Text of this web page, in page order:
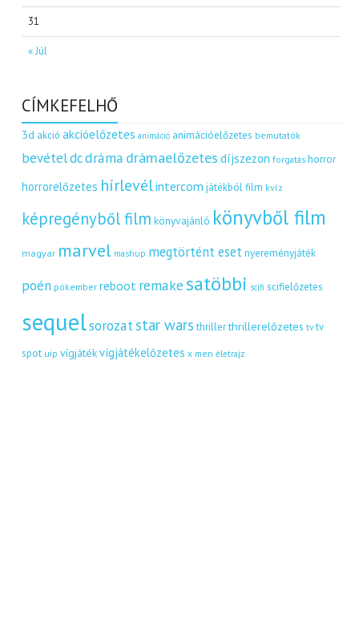
« Júl
31
CÍMKEFELHŐ
3d akció akcióelőzetes animáció animációelőzetes bemutatók
bevételdcdráma drámaelőzetes díjszezon forgatás horror
horrorelőzetes hírlevélintercom játékból film kvíz
képregényből film könyvajánló könyvből film
magyar marvel mashup megtörtént eset nyereményjáték
poén pókember reboot remakesatöbbi scifi scifielőzetes
sequelsorozatstar wars thriller thrillerelőzetes tv tv
spot uip vígjátékvígjátékelőzetes x men életrajz